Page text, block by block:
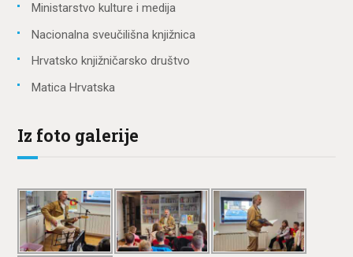
Ministarstvo kulture i medija
Nacionalna sveučilišna knjižnica
Hrvatsko knjižničarsko društvo
Matica Hrvatska
Iz foto galerije